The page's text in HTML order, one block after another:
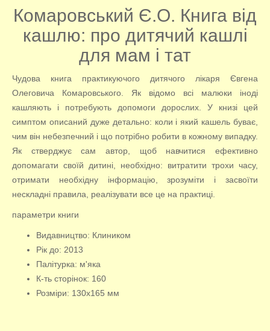
Комаровський Є.О. Книга від
кашлю: про дитячий кашлі
для мам і тат
Чудова книга практикуючого дитячого лікаря Євгена
Олеговича Комаровського. Як відомо всі малюки іноді
кашляють і потребують допомоги дорослих. У книзі цей
симптом описаний дуже детально: коли і який кашель буває,
чим він небезпечний і що потрібно робити в кожному випадку.
Як стверджує сам автор, щоб навчитися ефективно
допомагати своїй дитині, необхідно: витратити трохи часу,
отримати необхідну інформацію, зрозуміти і засвоїти
нескладні правила, реалізувати все це на практиці.
параметри книги
Видавництво: Клиником
Рік до: 2013
Палітурка: м'яка
К-ть сторінок: 160
Розміри: 130х165 мм